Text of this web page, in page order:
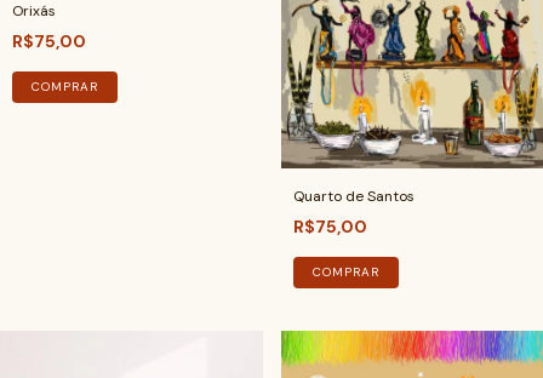
Orixás
R$75,00
COMPRAR
Quarto de Santos
R$75,00
COMPRAR